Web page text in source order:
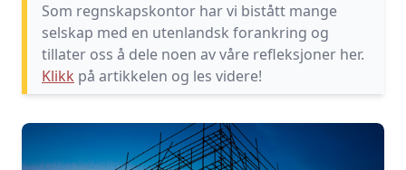
Som regnskapskontor har vi bistått mange
selskap med en utenlandsk forankring og
tillater oss å dele noen av våre refleksjoner her.
Klikk på artikkelen og les videre!